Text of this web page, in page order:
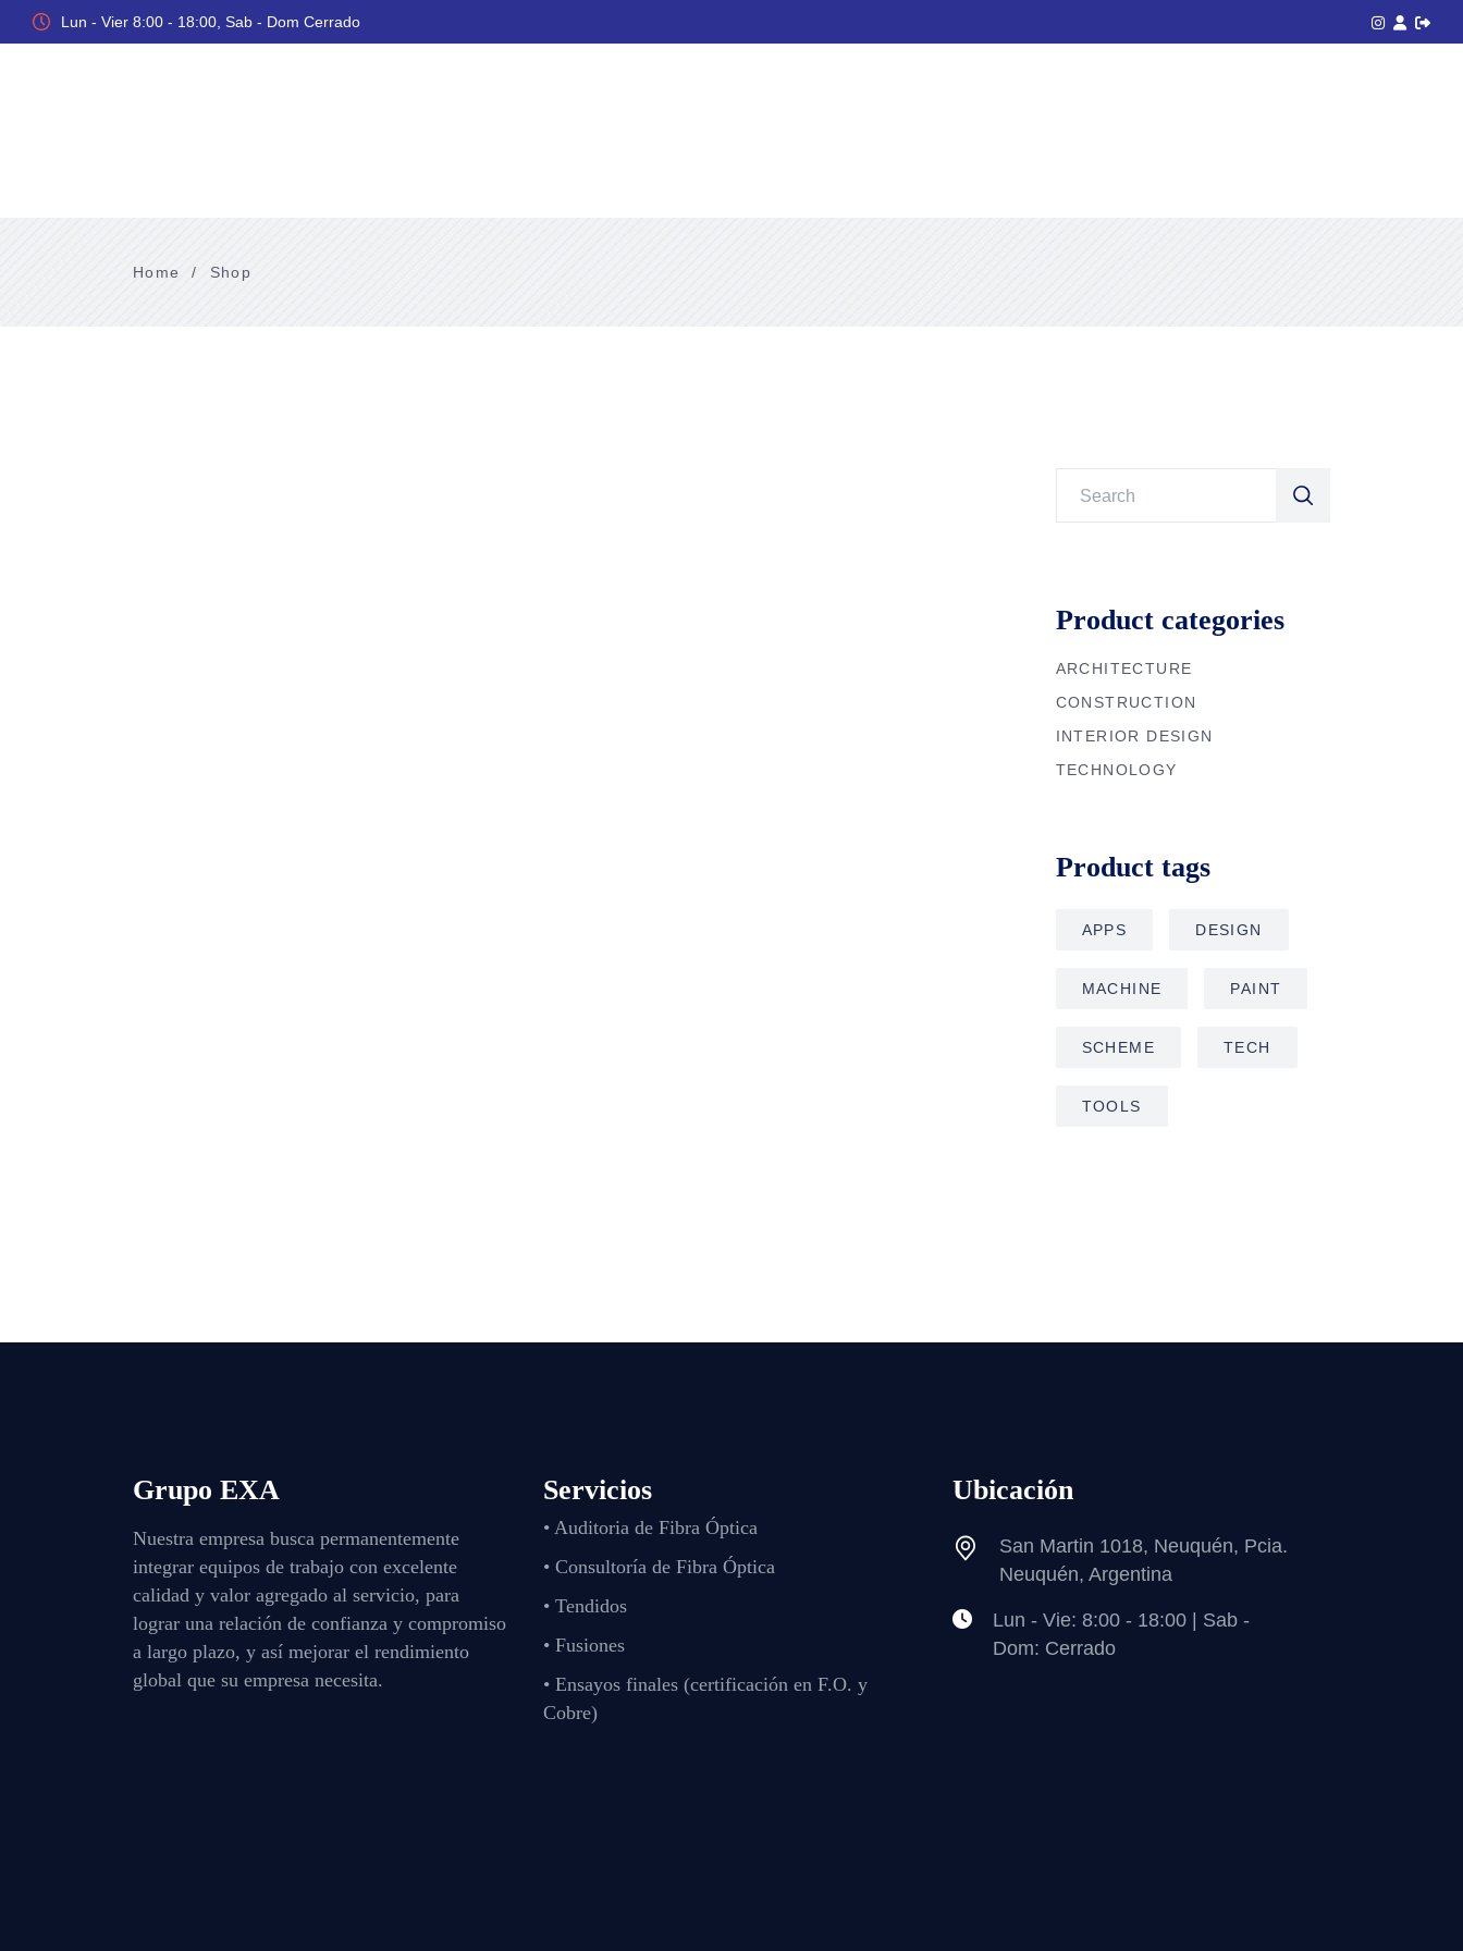
Lun - Vier 8:00 - 18:00, Sab - Dom Cerrado
Home / Shop
Product categories
ARCHITECTURE
CONSTRUCTION
INTERIOR DESIGN
TECHNOLOGY
Product tags
APPS DESIGN
MACHINE PAINT
SCHEME TECH
TOOLS
Grupo EXA
Nuestra empresa busca permanentemente
integrar equipos de trabajo con excelente
calidad y valor agregado al servicio, para
lograr una relación de confianza y compromiso
a largo plazo, y así mejorar el rendimiento
global que su empresa necesita.
Servicios
• Auditoria de Fibra Óptica
• Consultoría de Fibra Óptica
• Tendidos
• Fusiones
• Ensayos finales (certificación en F.O. y
Cobre)
Ubicación
San Martin 1018, Neuquén, Pcia.
Neuquén, Argentina
Lun - Vie: 8:00 - 18:00 | Sab -
Dom: Cerrado